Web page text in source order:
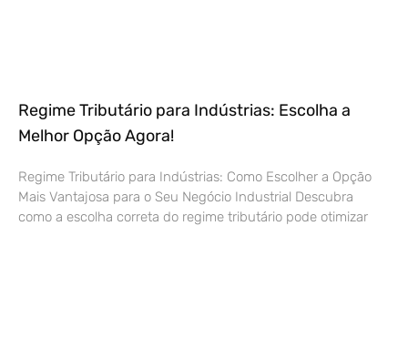
Regime Tributário para Indústrias: Escolha a
Melhor Opção Agora!
Regime Tributário para Indústrias: Como Escolher a Opção
Mais Vantajosa para o Seu Negócio Industrial Descubra
como a escolha correta do regime tributário pode otimizar